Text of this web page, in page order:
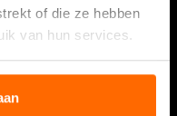
of die ze hebben
van hun services.